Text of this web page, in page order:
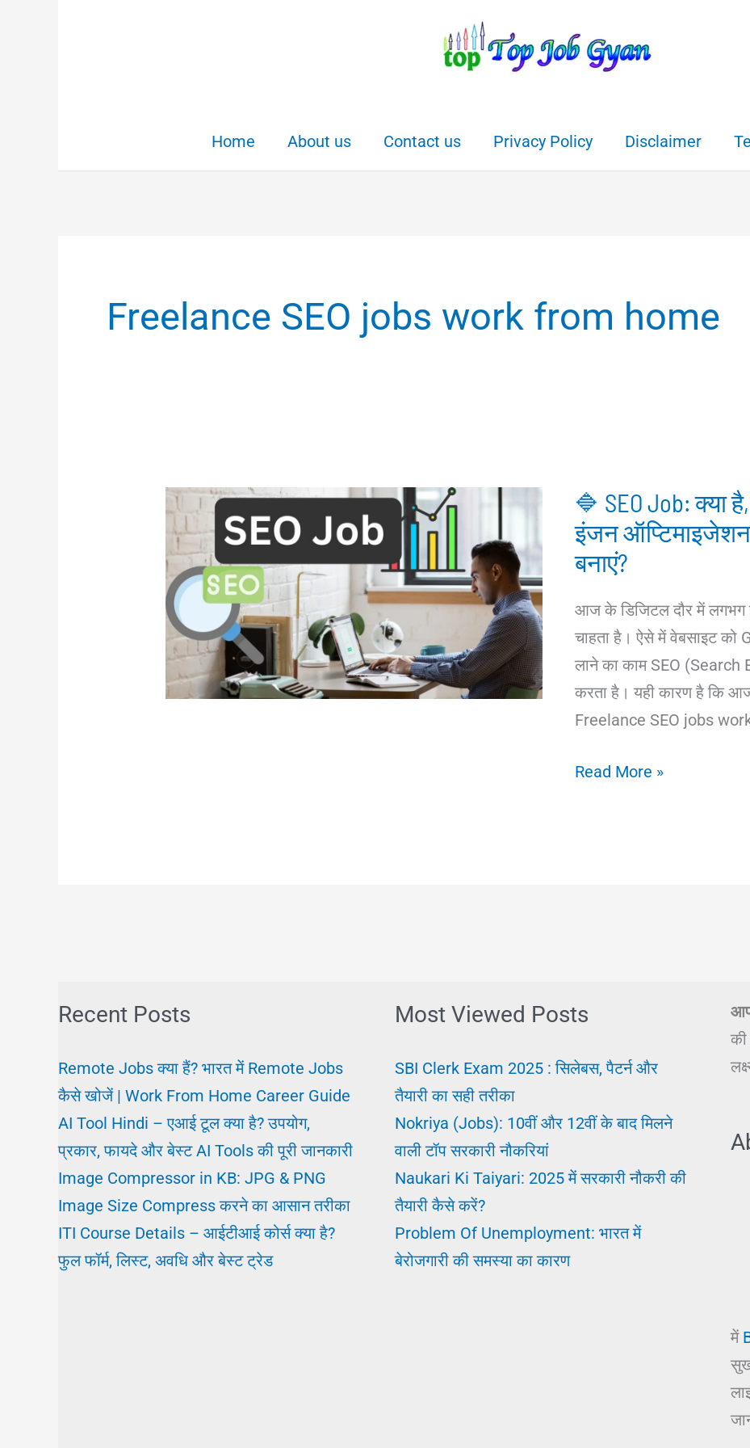
Home About us Contact us Privacy Policy Disclaimer
Freelance SEO jobs work from home
🔷 SEO Job: क्या
इंजन
बनाएं?
आज के डिजिटल दौर में
चाहता है। ऐसे में वेबसाइट
लाने का काम SEO
करता है। यही कारण है कि
Freelance SEO jobs
🔷
इंजन
में
कैसे
Read More »
Recent Posts
Remote Jobs क्या हैं? भारत में Remote Jobs
कैसे खोजें | Work From Home Career Guide
AI Tool Hindi – एआई टूल क्या है? उपयोग,
प्रकार, फायदे और बेस्ट AI Tools की पूरी जानकारी
Image Compressor in KB: JPG & PNG
Image Size Compress करने का आसान तरीका
ITI Course Details – आईटीआई कोर्स क्या है?
फुल फॉर्म, लिस्ट, अवधि और बेस्ट ट्रेड
Most Viewed Posts
SBI Clerk Exam 2025 : सिलेबस, पैटर्न और
तैयारी का सही तरीका
Nokriya (Jobs): 10वीं और 12वीं के बाद मिलने
वाली टॉप सरकारी नौकरियां
Naukari Ki Taiyari: 2025 में सरकारी नौकरी की
तैयारी कैसे करें?
Problem Of Unemployment: भारत में
बेरोजगारी की समस्या का कारण
में